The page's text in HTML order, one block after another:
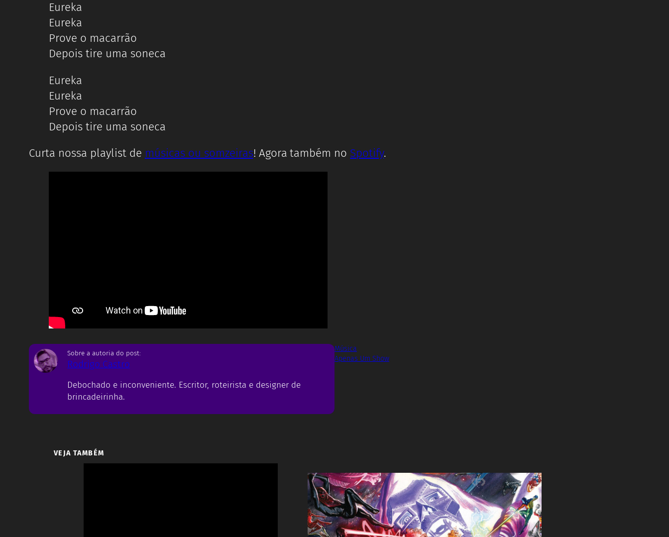
Eureka
Eureka
Prove o macarrão
Depois tire uma soneca
Eureka
Eureka
Prove o macarrão
Depois tire uma soneca
Curta nossa playlist de músicas ou somzeiras! Agora também no Spotify.
Sobre a autoria do post:
Rodrigo Castro
Debochado e inconveniente. Escritor, roteirista e designer de
brincadeirinha.
Música
Apenas Um Show
VEJA TAMBÉM